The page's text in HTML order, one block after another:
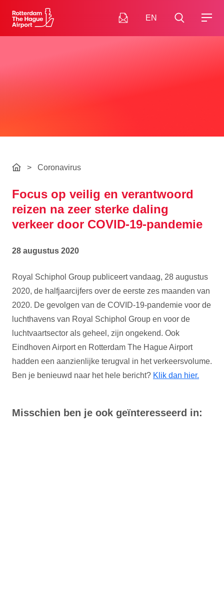
EN
> Coronavirus
Focus op veilig en verantwoord
reizen na zeer sterke daling
verkeer door COVID-19-pandemie
28 augustus 2020
Royal Schiphol Group publiceert vandaag, 28 augustus
2020, de halfjaarcijfers over de eerste zes maanden van
2020. De gevolgen van de COVID-19-pandemie voor de
luchthavens van Royal Schiphol Group en voor de
luchtvaartsector als geheel, zijn ongekend. Ook
Eindhoven Airport en Rotterdam The Hague Airport
hadden een aanzienlijke terugval in het verkeersvolume.
Ben je benieuwd naar het hele bericht? Klik dan hier.
Misschien ben je ook geïnteresseerd in: